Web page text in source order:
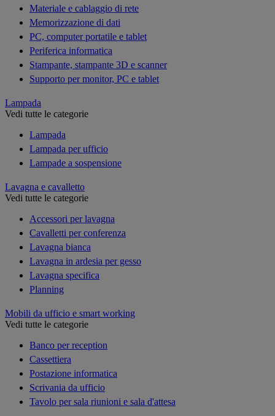
Materiale e cablaggio di rete
Memorizzazione di dati
PC, computer portatile e tablet
Periferica informatica
Stampante, stampante 3D e scanner
Supporto per monitor, PC e tablet
Lampada
Vedi tutte le categorie
Lampada
Lampada per ufficio
Lampade a sospensione
Lavagna e cavalletto
Vedi tutte le categorie
Accessori per lavagna
Cavalletti per conferenza
Lavagna bianca
Lavagna in ardesia per gesso
Lavagna specifica
Planning
Mobili da ufficio e smart working
Vedi tutte le categorie
Banco per reception
Cassettiera
Postazione informatica
Scrivania da ufficio
Tavolo per sala riunioni e sala d'attesa